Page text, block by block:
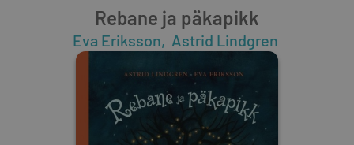
Rebane ja päkapikk
Eva Eriksson Astrid Lindgren